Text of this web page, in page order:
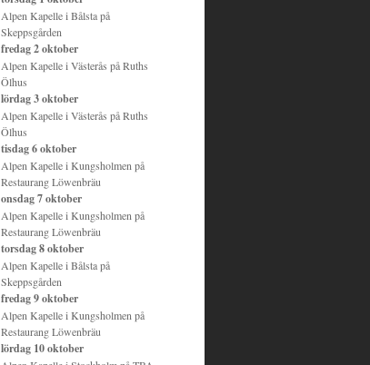
Alpen Kapelle i Bålsta på
Skeppsgården
fredag 2 oktober
Alpen Kapelle i Västerås på Ruths
Ölhus
lördag 3 oktober
Alpen Kapelle i Västerås på Ruths
Ölhus
tisdag 6 oktober
Alpen Kapelle i Kungsholmen på
Restaurang Löwenbräu
onsdag 7 oktober
Alpen Kapelle i Kungsholmen på
Restaurang Löwenbräu
torsdag 8 oktober
Alpen Kapelle i Bålsta på
Skeppsgården
fredag 9 oktober
Alpen Kapelle i Kungsholmen på
Restaurang Löwenbräu
lördag 10 oktober